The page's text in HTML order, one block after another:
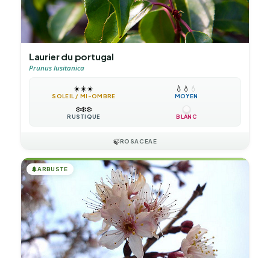
Laurier du portugal
Prunus lusitanica
☀️☀️☀️
SOLEIL / MI-OMBRE
💧 💧 💧
MOYEN
❄️❄️❄️
RUSTIQUE BLANC
🍃ROSACEAE
🌲ARBUSTE